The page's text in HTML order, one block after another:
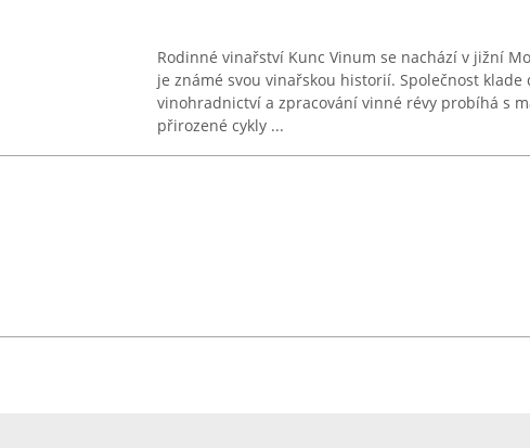
Rodinné vinařství Kunc Vinum se nachází v jižní
je známé svou vinařskou historií. Společnost
vinohradnictví a zpracování vinné révy probíhá s
přirozené cykly ...